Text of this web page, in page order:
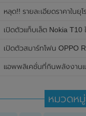
หลุด!! รายละเอียดราคาในยุโรปของสมาร์ทโฟน
เปิดตัวแท็บเล็ต Nokia T10 ในประเทศไทยอ
เปิดตัวสมาร์ทโฟน OPPO Reno8 Series เวอร์ชั่นวาง
แอพพลิเคชั่นที่กินพลังงานแ
หมวดห